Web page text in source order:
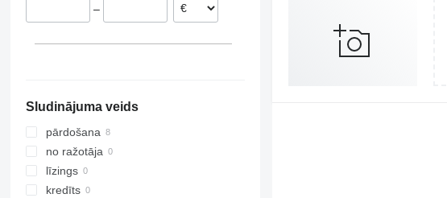
VariDiamant
Zirkon
–
Sludinājuma veids
pārdošana
no ražotāja
līzings
kredīts